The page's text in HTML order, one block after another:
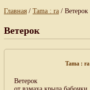
Главная / Tama : ra / Ветерок
Ветерок
Tama : ra
Ветерок